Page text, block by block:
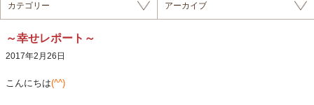
カテゴリー アーカイブ
～幸せレポート～
2017年2月26日
こんにちは(^^)